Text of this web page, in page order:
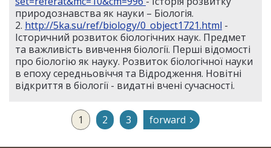
природознавства як науки – Біологія.
2. http://5ka.su/ref/biology/0_object1721.html -
Історичний розвиток біологічних наук. Предмет
та важливість вивчення біології. Перші відомості
про біологію як науку. Розвиток біологічної науки
в епоху середньовіччя та Відродження. Новітні
відкриття в біології - видатні вчені сучасності.
1 2 3 forward